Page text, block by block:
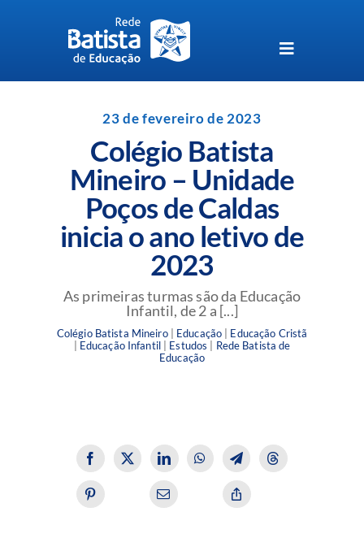
Toggle
Navigation
Perguntas Frequentes
Blog da Rede Batista
23 de fevereiro de 2023
Colégio Batista
Mineiro – Unidade
Poços de Caldas
inicia o ano letivo de
2023
As primeiras turmas são da Educação
Infantil, de 2 a [...]
Colégio Batista Mineiro| Educação
Educação Cristã
Educação Infantil Estudos
Rede Batista de
Educação